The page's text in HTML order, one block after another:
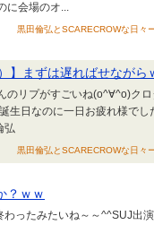
に会場のオ...
黒田倫弘とSCARECROWな日
】まずは遅ればせながら
のリプがすごいね(o^∀^o)ク
生日なのに一日お疲れ様で
弘
黒田倫弘とSCARECROWな日
？ｗｗ
ったみたいね～～^^SUJ出